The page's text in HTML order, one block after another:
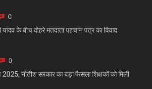
0
के बीच दोहरे मतदाता पहचान पत्र का विवाद
0
2025, नीतीश सरकार का बड़ा फैसला शिक्षकों को मिली